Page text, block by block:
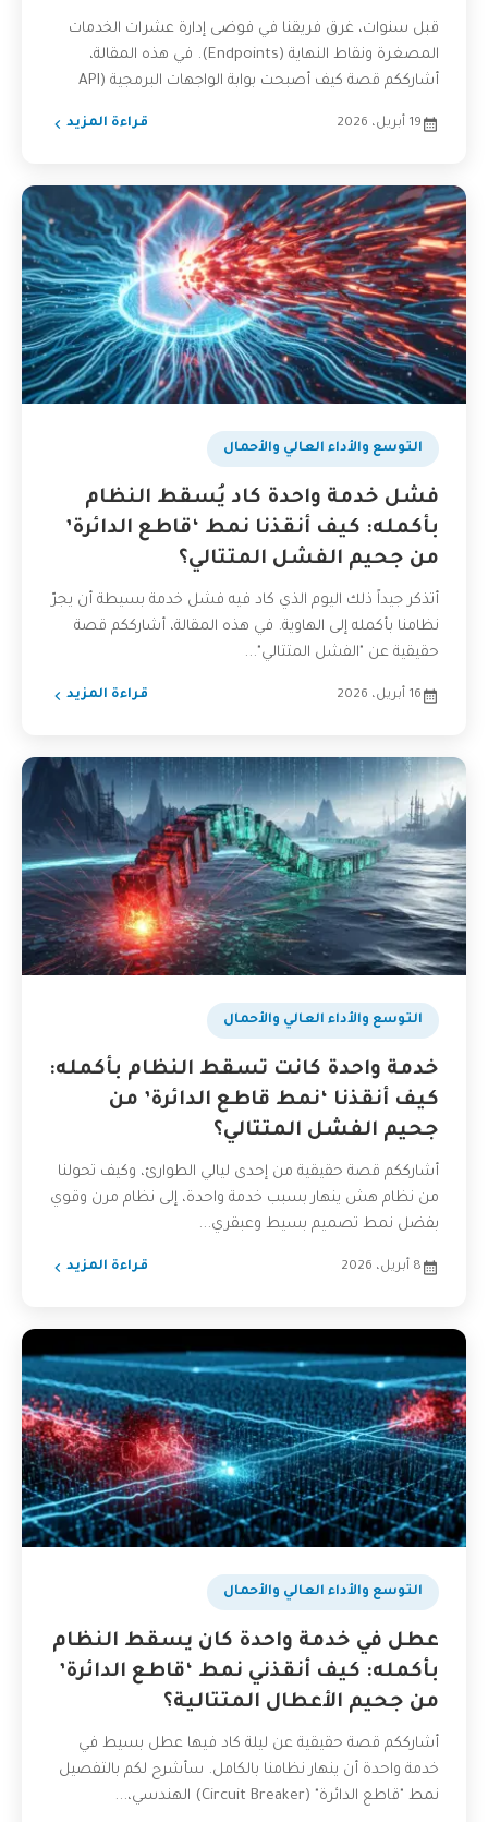
قبل سنوات، غرق فريقنا في فوضى إدارة عشرات الخدمات
المصغرة ونقاط النهاية (Endpoints). في هذه المقالة،
أشارككم قصة كيف أصبحت بوابة الواجهات البرمجية (API
19 أبريل، 2026 قراءة المزيد
التوسع والأداء العالي والأحمال
فشل خدمة واحدة كاد يُسقط النظام
بأكمله: كيف أنقذنا نمط ‘قاطع الدائرة’
من جحيم الفشل المتتالي؟
أتذكر جيداً ذلك اليوم الذي كاد فيه فشل خدمة بسيطة أن يجرّ
نظامنا بأكمله إلى الهاوية. في هذه المقالة، أشارككم قصة
حقيقية عن "الفشل المتتالي"...
16 أبريل، 2026 قراءة المزيد
التوسع والأداء العالي والأحمال
خدمة واحدة كانت تسقط النظام بأكمله:
كيف أنقذنا ‘نمط قاطع الدائرة’ من
جحيم الفشل المتتالي؟
أشارككم قصة حقيقية من إحدى ليالي الطوارئ، وكيف تحولنا
من نظام هش ينهار بسبب خدمة واحدة، إلى نظام مرن وقوي
بفضل نمط تصميم بسيط وعبقري...
8 أبريل، 2026 قراءة المزيد
التوسع والأداء العالي والأحمال
عطل في خدمة واحدة كان يسقط النظام
بأكمله: كيف أنقذني نمط ‘قاطع الدائرة’
من جحيم الأعطال المتتالية؟
أشارككم قصة حقيقية عن ليلة كاد فيها عطل بسيط في
خدمة واحدة أن ينهار نظامنا بالكامل. سأشرح لكم بالتفصيل
نمط "قاطع الدائرة" (Circuit Breaker) الهندسي،...